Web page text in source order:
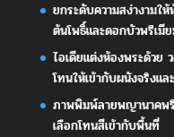
ยกระดับความสง่างาม
ต้นโพธิ์และดอกบัวพรีเ
ไอเดียแต่งห้องพระด้วย
โทนให้เข้ากับผนังจริงแล
ภาพพิมพ์ลายพญานาคพ
เลือกโทนสีเข้ากับพื้นที่